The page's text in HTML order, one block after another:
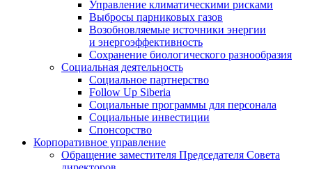
Управление климатическими рисками
Выбросы парниковых газов
Возобновляемые источники энергии
и энергоэффективность
Сохранение биологического разнообразия
Социальная деятельность
Социальное партнерство
Follow Up Siberia
Социальные программы для персонала
Социальные инвестиции
Спонсорство
Корпоративное управление
Обращение заместителя Председателя Совета